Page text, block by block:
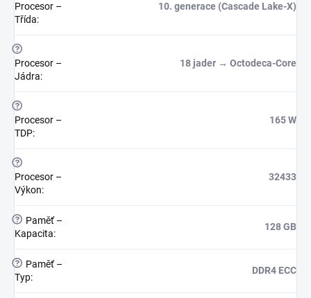
Procesor –
Třída:
10. generace (Cascade Lake-X)
?
Procesor –
Jádra:
18 jader → Octodeca-Core
?
Procesor –
TDP:
165 W
?
Procesor –
Výkon:
32433
?
Paměť –
Kapacita:
128 GB
?
Paměť –
Typ:
DDR4 ECC